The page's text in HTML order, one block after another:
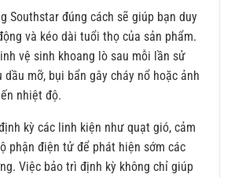
Southstar đúng cách sẽ giúp bạn duy
và kéo dài tuổi thọ của sản phẩm.
vệ sinh khoang lò sau mỗi lần sử
mỡ, bụi bẩn gây cháy nổ hoặc ảnh
nhiệt độ.
kỳ các linh kiện như quạt gió, cảm
phận điện tử để phát hiện sớm các
Việc bảo trì định kỳ không chỉ giúp